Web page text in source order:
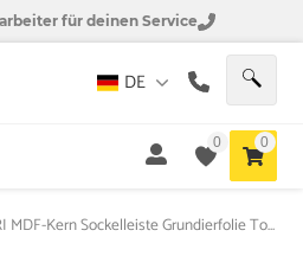
für deinen Service
DE
0 0
HORI MDF-Kern Sockelleiste Grundierfolie Topline D 1235